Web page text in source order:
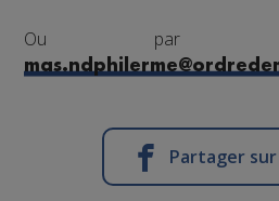
Ou par
Partager